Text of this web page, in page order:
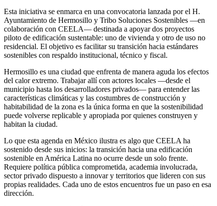
Esta iniciativa se enmarca en una convocatoria lanzada por el H.
Ayuntamiento de Hermosillo y Tribo Soluciones Sostenibles —en
colaboración con CEELA— destinada a apoyar dos proyectos
piloto de edificación sustentable: uno de vivienda y otro de uso no
residencial. El objetivo es facilitar su transición hacia estándares
sostenibles con respaldo institucional, técnico y fiscal.
Hermosillo es una ciudad que enfrenta de manera aguda los efectos
del calor extremo. Trabajar allí con actores locales —desde el
municipio hasta los desarrolladores privados— para entender las
características climáticas y las costumbres de construcción y
habitabilidad de la zona es la única forma en que la sostenibilidad
puede volverse replicable y apropiada por quienes construyen y
habitan la ciudad.
Lo que esta agenda en México ilustra es algo que CEELA ha
sostenido desde sus inicios: la transición hacia una edificación
sostenible en América Latina no ocurre desde un solo frente.
Requiere política pública comprometida, academia involucrada,
sector privado dispuesto a innovar y territorios que lideren con sus
propias realidades. Cada uno de estos encuentros fue un paso en esa
dirección.